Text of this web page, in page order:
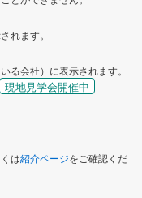
れます。
る会社）に表示されます。
現地見学会開催中
は紹介ページをご確認くだ